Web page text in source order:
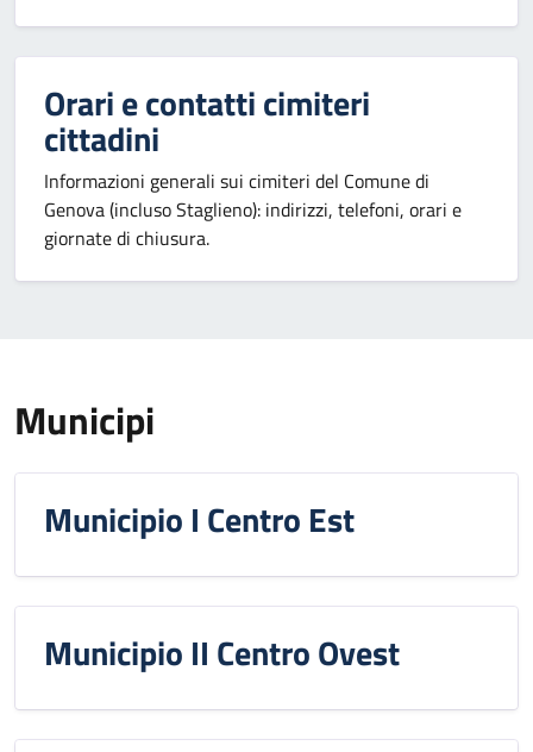
Orari e contatti cimiteri
cittadini
Informazioni generali sui cimiteri del Comune di
Genova (incluso Staglieno): indirizzi, telefoni, orari e
giornate di chiusura.
Municipi
Municipio I Centro Est
Municipio II Centro Ovest